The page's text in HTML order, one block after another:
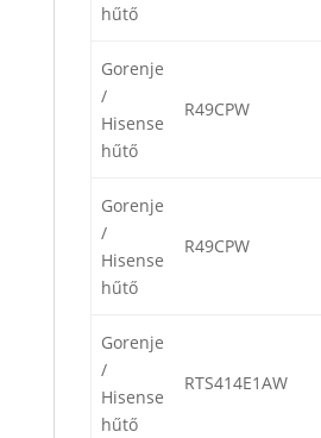
hűtő
Gorenje
/
Hisense
hűtő
R49CPW
Gorenje
/
Hisense
hűtő
R49CPW
Gorenje
/
Hisense
hűtő
RTS414E1AW